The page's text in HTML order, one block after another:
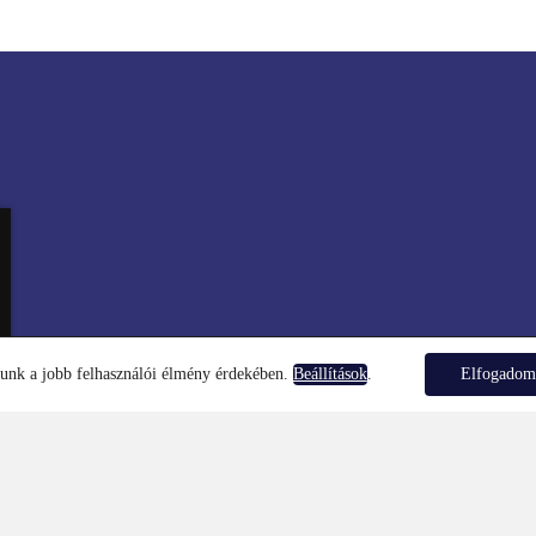
FŐOLDAL KAPCSOLAT
a jobb felhasználói élmény érdekében. Beállítások. Elfogadom